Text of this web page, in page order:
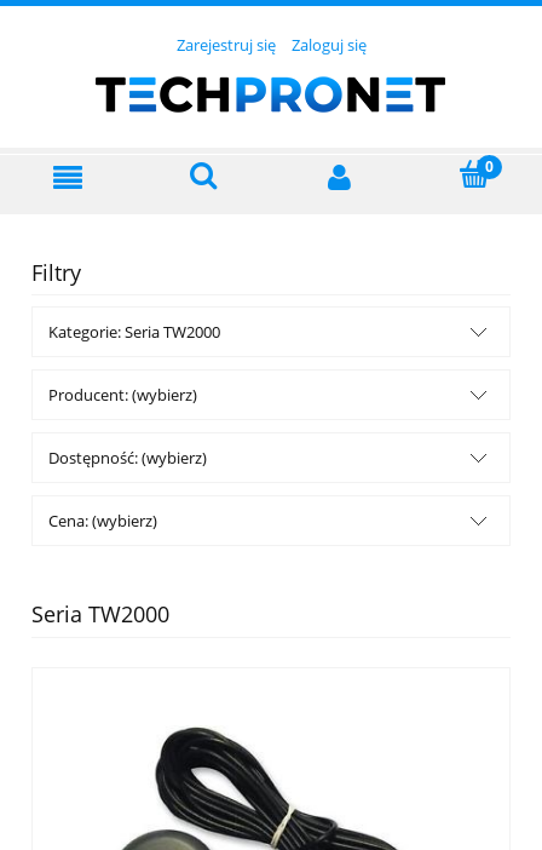
Zarejestruj się Zaloguj się
Filtry
Kategorie: Seria TW2000
Producent: (wybierz)
Dostępność: (wybierz)
Cena: (wybierz)
Seria TW2000